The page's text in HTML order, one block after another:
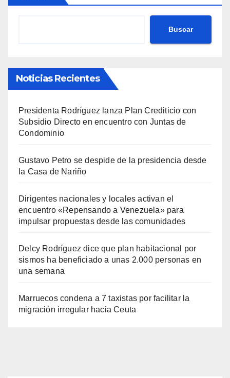
Buscar
Noticias Recientes
Presidenta Rodríguez lanza Plan Crediticio con
Subsidio Directo en encuentro con Juntas de
Condominio
Gustavo Petro se despide de la presidencia desde
la Casa de Nariño
Dirigentes nacionales y locales activan el
encuentro «Repensando a Venezuela» para
impulsar propuestas desde las comunidades
Delcy Rodríguez dice que plan habitacional por
sismos ha beneficiado a unas 2.000 personas en
una semana
Marruecos condena a 7 taxistas por facilitar la
migración irregular hacia Ceuta